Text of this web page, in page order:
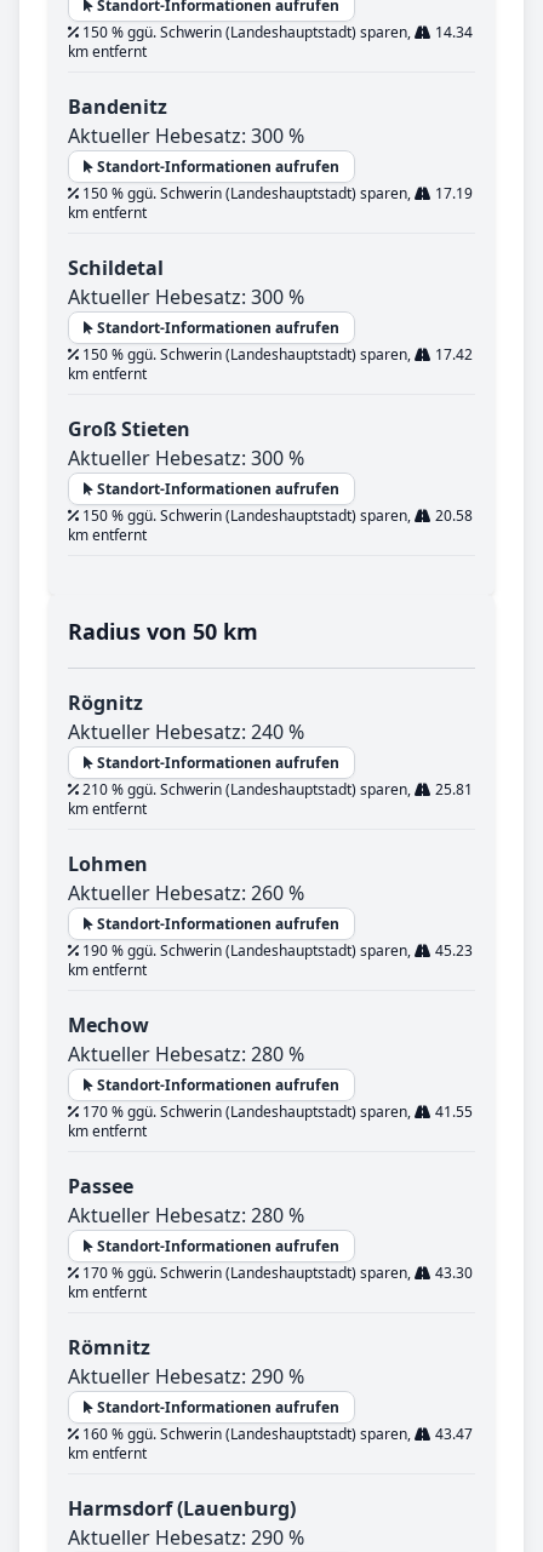
Standort-Informationen aufrufen
150 % ggü. Schwerin (Landeshauptstadt) sparen,
14.34
km entfernt
Bandenitz
Aktueller Hebesatz: 300 %
Standort-Informationen aufrufen
150 % ggü. Schwerin (Landeshauptstadt) sparen,
17.19
km entfernt
Schildetal
Aktueller Hebesatz: 300 %
Standort-Informationen aufrufen
150 % ggü. Schwerin (Landeshauptstadt) sparen,
17.42
km entfernt
Groß Stieten
Aktueller Hebesatz: 300 %
Standort-Informationen aufrufen
150 % ggü. Schwerin (Landeshauptstadt) sparen,
20.58
km entfernt
Radius von 50 km
Rögnitz
Aktueller Hebesatz: 240 %
Standort-Informationen aufrufen
210 % ggü. Schwerin (Landeshauptstadt) sparen,
25.81
km entfernt
Lohmen
Aktueller Hebesatz: 260 %
Standort-Informationen aufrufen
190 % ggü. Schwerin (Landeshauptstadt) sparen,
45.23
km entfernt
Mechow
Aktueller Hebesatz: 280 %
Standort-Informationen aufrufen
170 % ggü. Schwerin (Landeshauptstadt) sparen,
41.55
km entfernt
Passee
Aktueller Hebesatz: 280 %
Standort-Informationen aufrufen
170 % ggü. Schwerin (Landeshauptstadt) sparen,
43.30
km entfernt
Römnitz
Aktueller Hebesatz: 290 %
Standort-Informationen aufrufen
160 % ggü. Schwerin (Landeshauptstadt) sparen,
43.47
km entfernt
Harmsdorf (Lauenburg)
Aktueller Hebesatz: 290 %